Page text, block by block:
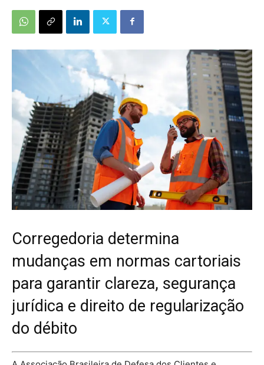
Corregedoria determina
mudanças em normas cartoriais
para garantir clareza, segurança
jurídica e direito de regularização
do débito